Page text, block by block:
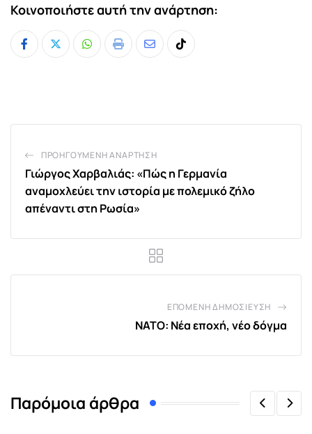
Κοινοποιήστε αυτή την ανάρτηση:
Whatsapp
Print
ShareTiktok
ΠΡΟΗΓΟΎΜΕΝΗ ΑΝΆΡΤΗΣΗ
Γιώργος Χαρβαλιάς: «Πώς η Γερμανία
αναμοχλεύει την ιστορία με πολεμικό ζήλο
απέναντι στη Ρωσία»
ΕΠΌΜΕΝΗ ΔΗΜΟΣΊΕΥΣΗ
ΝΑΤΟ: Νέα εποχή, νέο δόγμα
Παρόμοια άρθρα